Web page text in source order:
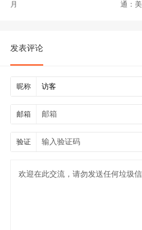
月
通：美
发表评论
昵称
邮箱
验证